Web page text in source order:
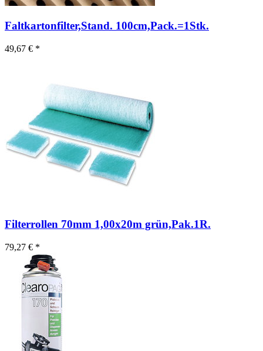
Faltkartonfilter,Stand. 100cm,Pack.=1Stk.
49,67 € *
Filterrollen 70mm 1,00x20m grün,Pak.1R.
79,27 € *